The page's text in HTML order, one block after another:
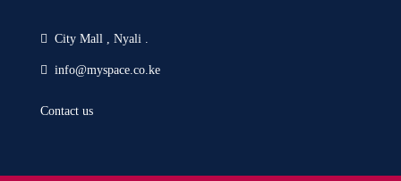
City Mall , Nyali .
info@myspace.co.ke
Contact us